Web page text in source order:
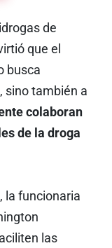
de
que el
busca
sino también a
colaboran
de la droga
la funcionaria
las